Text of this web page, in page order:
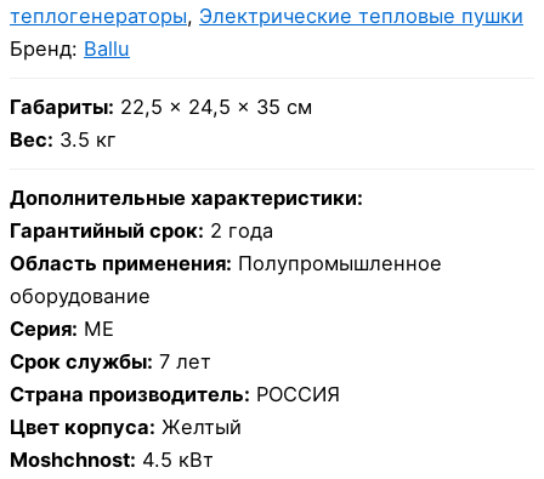
теплогенераторы, Электрические тепловые пушки
Бренд: Ballu
Габариты: 22,5 × 24,5 × 35 см
Вес: 3.5 кг
Дополнительные характеристики:
Гарантийный срок: 2 года
Область применения: Полупромышленное
оборудование
Серия: ME
Срок службы: 7 лет
Страна производитель: РОССИЯ
Цвет корпуса: Желтый
Moshchnost: 4.5 кВт